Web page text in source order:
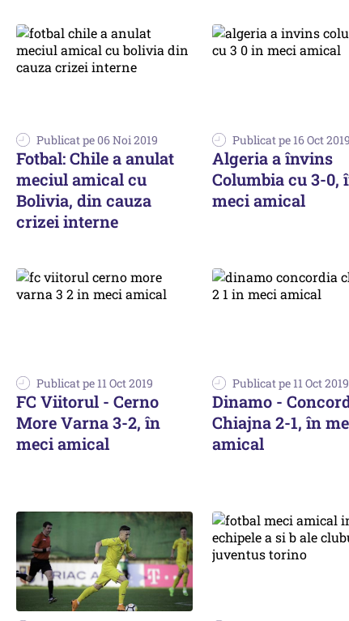
Publicat pe 06 Noi 2019
Fotbal: Chile a anulat
meciul amical cu
Bolivia, din cauza
crizei interne
Publicat pe 16 Oct 2019
Algeria a învins
Columbia cu 3-0,
meci amical
Publicat pe 11 Oct 2019
FC Viitorul - Cerno
More Varna 3-2, în
meci amical
Publicat pe 11 Oct 2019
Dinamo -
Chiajna 2-1, în
amical